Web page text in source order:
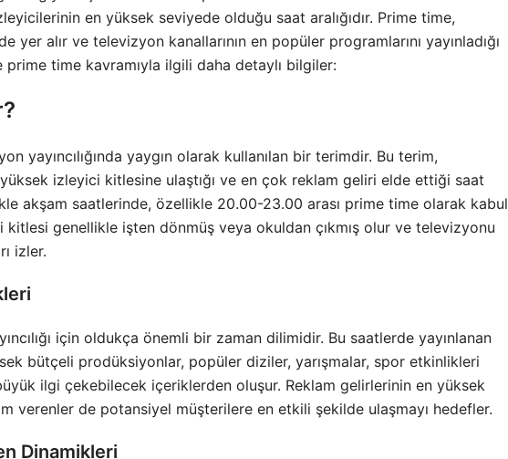
en yüksek seviyede olduğu saat aralığıdır. Prime time,
yer alır ve televizyon kanallarının en popüler programlarını yayınladığı
time kavramıyla ilgili daha detaylı bilgiler:
yayıncılığında yaygın olarak kullanılan bir terimdir. Bu terim,
izleyici kitlesine ulaştığı ve en çok reklam geliri elde ettiği saat
akşam saatlerinde, özellikle 20.00-23.00 arası prime time olarak kabul
genellikle işten dönmüş veya okuldan çıkmış olur ve televizyonu
izler.
için oldukça önemli bir zaman dilimidir. Bu saatlerde yayınlanan
bütçeli prodüksiyonlar, popüler diziler, yarışmalar, spor etkinlikleri
ilgi çekebilecek içeriklerden oluşur. Reklam gelirlerinin en yüksek
verenler de potansiyel müşterilere en etkili şekilde ulaşmayı hedefler.
Dinamikleri